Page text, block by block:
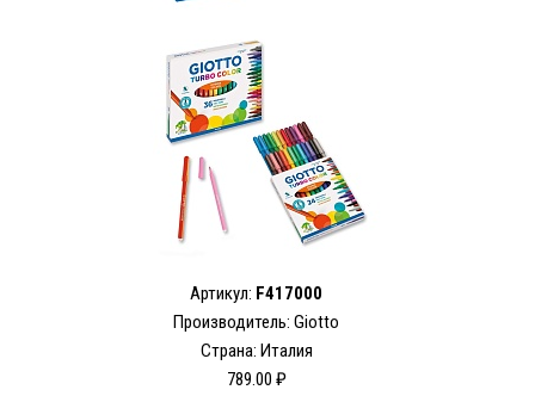
Артикул: F417000
Производитель: Giotto
Страна: Италия
789.00 ₽